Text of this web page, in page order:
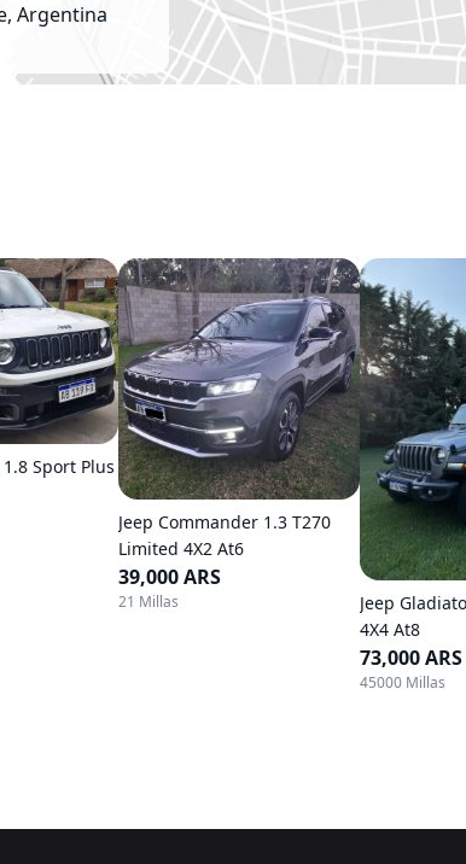
Argentina
Sport Plus
Jeep Commander 1.3 T270
Limited 4X2 At6
39,000 ARS
21 Millas
Jeep
4X4 At8
73,000 ARS
45000 Millas